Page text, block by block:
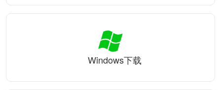
Windows下载